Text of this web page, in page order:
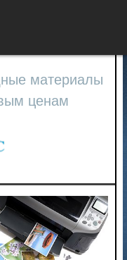
материалы
ценам